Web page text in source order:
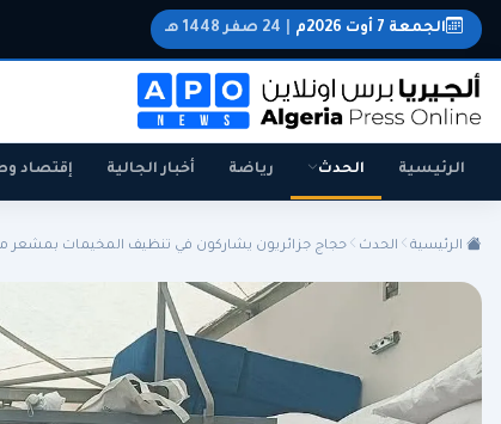
الجزائر الجالية المنتخب الوطني سياسة
الجمعة 7 أوت 2026م 24 صفر 1448 هـ
الرئيسية الحدث رياضة أخبار الجالية إقتصاد
الرئيسية الحدث حجاج جزائريون يشاركون في تنظيف المخيمات بمشعر